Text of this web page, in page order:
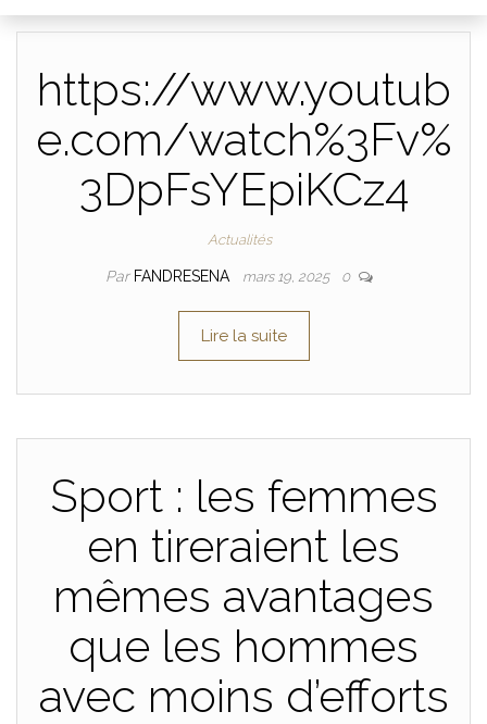
https://www.youtub
e.com/watch%3Fv%
3DpFsYEpiKCz4
Actualités
Par FANDRESENA mars 19, 2025 0
Lire la suite
Sport : les femmes
en tireraient les
mêmes avantages
que les hommes
avec moins d’efforts